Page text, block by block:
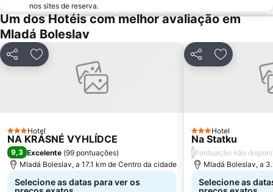
nos sites de reserva.
Um dos Hotéis com melhor avaliação em
Mladá Boleslav
PartilharAdicionar aos favoritos
3 Estrelas
Hotel
NA KRÁSNÉ VYHLÍDCE
9,3 Excelente (99 pontuações)
Mladá Boleslav, a 17.1 km de Centro da cidade
Selecione as datas para ver os
PartilharAdicionar
3 Estrelas
Hotel
Na Statku
/Pontuação não
Mladá Boleslav, a
Selecione as